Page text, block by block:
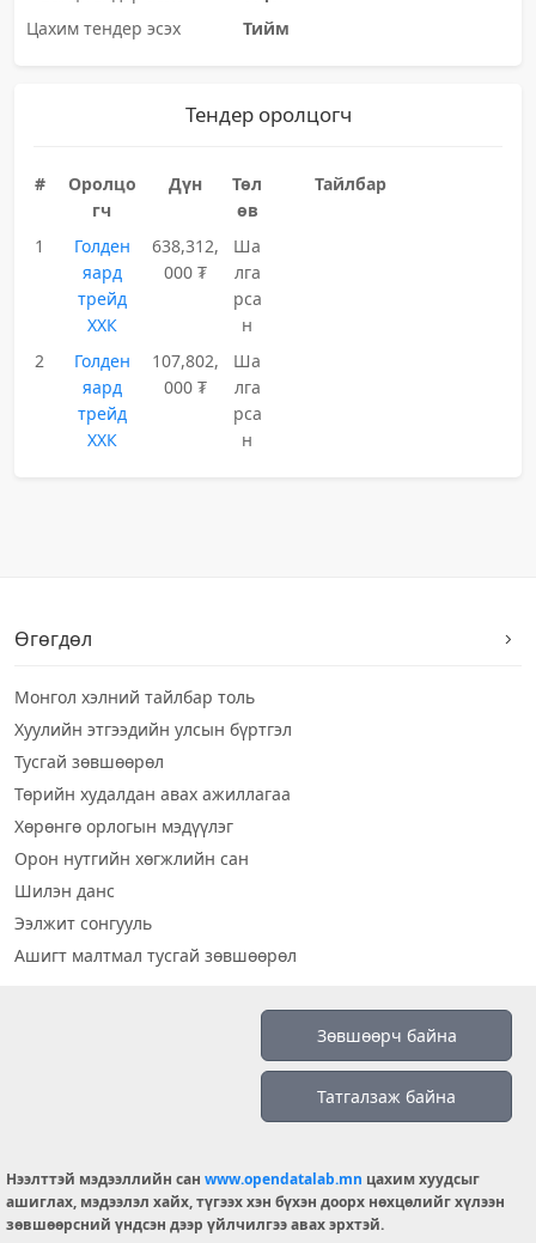
Цахим тендер эсэх
Тийм
Тендер оролцогч
#
Оролцо
гч
Дүн
Төл
өв
Тайлбар
1
Голден
яард
трейд
ХХК
638,312,
000 ₮
Ша
лга
рса
н
2
Голден
яард
трейд
ХХК
107,802,
000 ₮
Ша
лга
рса
н
Өгөгдөл
Монгол хэлний тайлбар толь
Хуулийн этгээдийн улсын бүртгэл
Тусгай зөвшөөрөл
Төрийн худалдан авах ажиллагаа
Хөрөнгө орлогын мэдүүлэг
Орон нутгийн хөгжлийн сан
Шилэн данс
Ээлжит сонгууль
Ашигт малтмал тусгай зөвшөөрөл
info@opendatalab.mn
© 2026 OPENDATA LAB MONGOLIA.
Зөвшөөрч байна
Татгалзаж байна
Нээлттэй мэдээллийн сан www.opendatalab.mn цахим хуудсыг
ашиглах, мэдээлэл хайх, түгээх хэн бүхэн доорх нөхцөлийг хүлээн
зөвшөөрсний үндсэн дээр үйлчилгээ авах эрхтэй.